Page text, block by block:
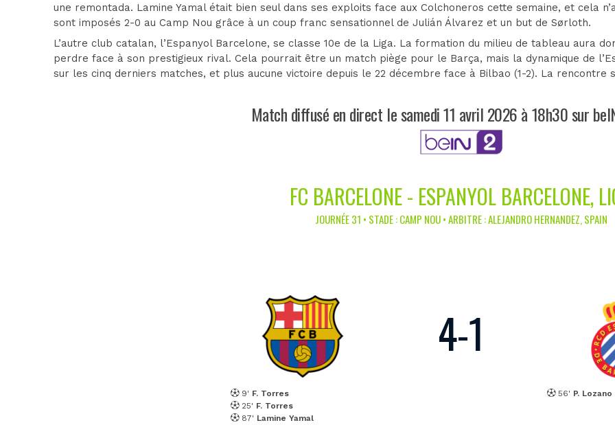
une remontada. Lamine Yamal était bien seul dans ses exploits face aux Colchoneros cette semaine, et cela
sont imposés 2-0 au Camp Nou grâce à un coup franc sensationnel de Julián Álvarez et un but de Sørloth.
L’autre club catalan, l’Espanyol Barcelone, se classe 10e de la Liga. La formation du milieu de tableau aura
perdre face à son prestigieux rival. Cela pourrait être un match piège pour le Barça, mais la dynamique de
sur les cinq derniers matches, et plus aucune victoire depuis le 22 décembre face à Bilbao (1-2). La rencontre
Match diffusé en direct le samedi 11 avril 2026 à 18h30 sur
FC BARCELONE - ESPANYOL BARCELONE,
JOURNÉE 31 • STADE : CAMP NOU • ARBITRE : ALEJANDRO HERNANDEZ, SPAIN
9' F. Torres
25' F. Torres
87' Lamine Yamal
4-1
56' P. Lozano